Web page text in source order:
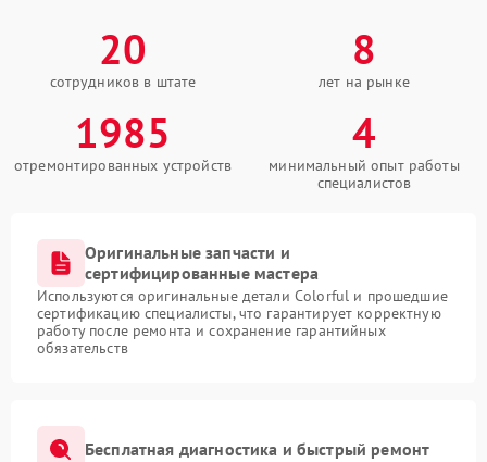
20
сотрудников в штате
8
лет на рынке
1985
отремонтированных устройств
4
минимальный опыт работы
специалистов
Оригинальные запчасти и
сертифицированные мастера
Используются оригинальные детали Colorful и прошедшие
сертификацию специалисты, что гарантирует корректную
работу после ремонта и сохранение гарантийных
обязательств
Бесплатная диагностика и быстрый ремонт